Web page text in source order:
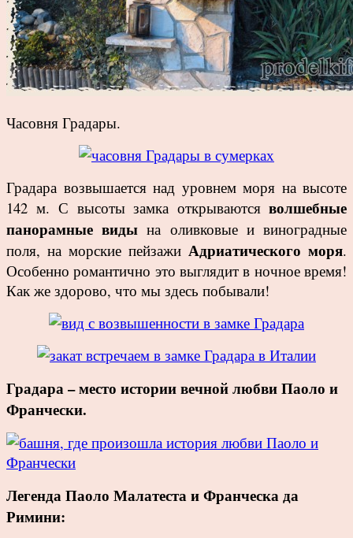
Часовня Градары.
Градара возвышается над уровнем моря на высоте
142 м. С высоты замка открываются волшебные
панорамные виды на оливковые и виноградные
поля, на морские пейзажи Адриатического моря.
Особенно романтично это выглядит в ночное время!
Как же здорово, что мы здесь побывали!
Градара – место истории вечной любви Паоло и
Франчески.
Легенда Паоло Малатеста и Франческа да
Римини: